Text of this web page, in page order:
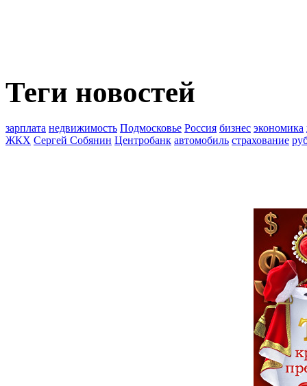
Теги новостей
зарплата недвижимость Подмосковье Россия бизнес экономика
ЖКХ Сергей Собянин Центробанк автомобиль страхование